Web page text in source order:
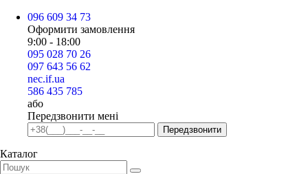
096 609 34 73
Оформити замовлення
9:00 - 18:00
095 028 70 26
097 643 56 62
nec.if.ua
586 435 785
або
Передзвонити мені
Передзвонити
Каталог